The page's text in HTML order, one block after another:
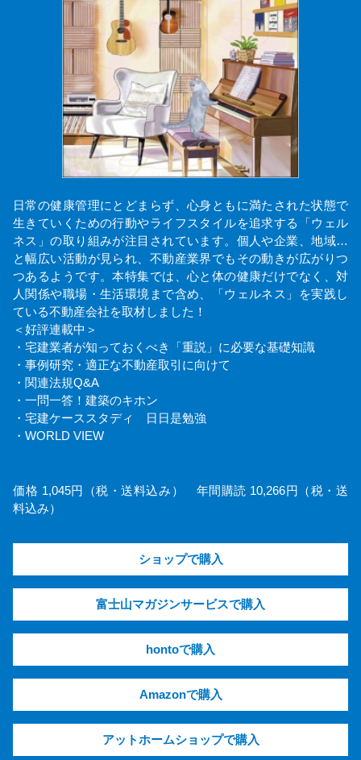
日常の健康管理にとどまらず、心身ともに満たされた状態で
生きていくための行動やライフスタイルを追求する「ウェル
ネス」の取り組みが注目されています。個人や企業、地域…
と幅広い活動が見られ、不動産業界でもその動きが広がりつ
つあるようです。本特集では、心と体の健康だけでなく、対
人関係や職場・生活環境まで含め、「ウェルネス」を実践し
ている不動産会社を取材しました！
＜好評連載中＞
・宅建業者が知っておくべき「重説」に必要な基礎知識
・事例研究・適正な不動産取引に向けて
・関連法規Q&A
・一問一答！建築のキホン
・宅建ケーススタディ 日日是勉強
・WORLD VIEW
価格 1,045円（税・送料込み） 年間購読 10,266円（税・送
料込み）
ショップで購入
富士山マガジンサービスで購入
hontoで購入
Amazonで購入
アットホームショップで購入